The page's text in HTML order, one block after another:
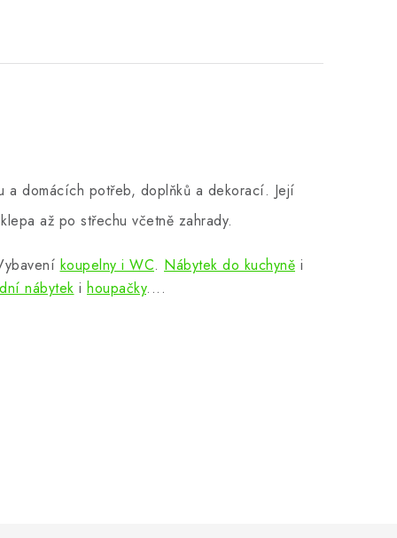
a domácích potřeb, doplňků a dekorací. Její
až po střechu včetně zahrady.
koupelny i WC. Nábytek do kuchyně i
nábytek i houpačky....